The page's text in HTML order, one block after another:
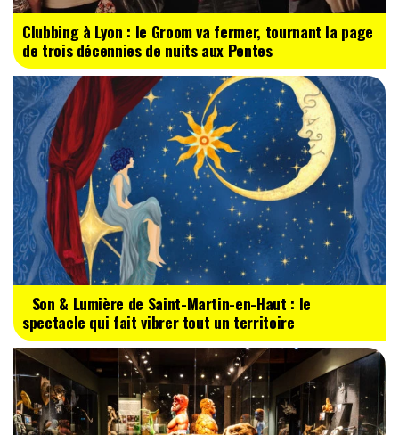
Clubbing à Lyon : le Groom va fermer, tournant la page
de trois décennies de nuits aux Pentes
Son & Lumière de Saint-Martin-en-Haut : le
spectacle qui fait vibrer tout un territoire